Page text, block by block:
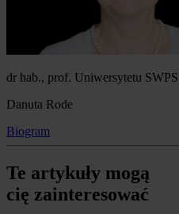
dr hab., prof. Uniwersytetu SWPS
Danuta Rode
Biogram
Te artykuły mogą
cię zainteresować